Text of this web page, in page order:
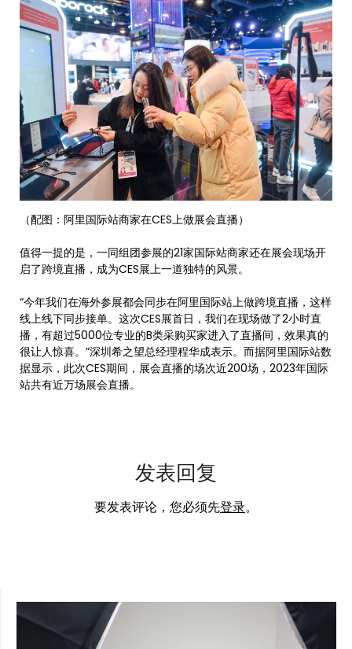
（配图：阿里国际站商家在CES上做展会直播）
值得一提的是，一同组团参展的21家国际站商家还在展会现场开
启了跨境直播，成为CES展上一道独特的风景。
“今年我们在海外参展都会同步在阿里国际站上做跨境直播，这样
线上线下同步接单。这次CES展首日，我们在现场做了2小时直
播，有超过5000位专业的B类采购买家进入了直播间，效果真的
很让人惊喜。”深圳希之望总经理程华成表示。而据阿里国际站数
据显示，此次CES期间，展会直播的场次近200场，2023年国际
站共有近万场展会直播。
发表回复
要发表评论，您必须先登录。